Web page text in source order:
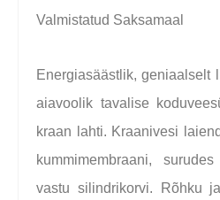
Valmistatud Saksamaal
Energiasäästlik, geniaalselt
aiavoolik tavalise
kraan lahti. Kraanivesi
kummimembraani,
vastu silindrikorvi. Rõhku